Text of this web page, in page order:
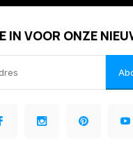
IN VOOR ONZE